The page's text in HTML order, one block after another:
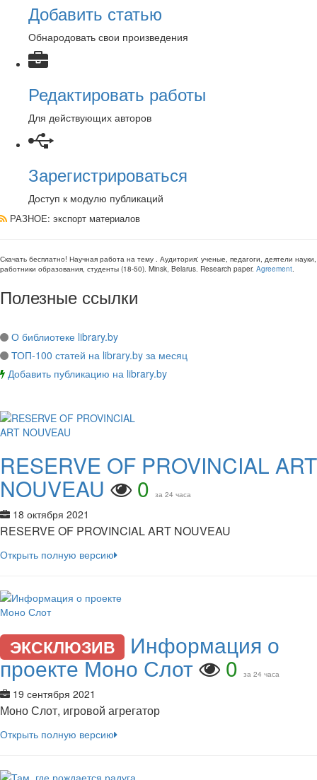
Добавить статью
Обнародовать свои произведения
Редактировать работы
Для действующих авторов
Зарегистрироваться
Доступ к модулю публикаций
РАЗНОЕ: экспорт материалов
Скачать бесплатно! Научная работа на тему . Аудитория: ученые, педагоги, деятели науки,
работники образования, студенты (18-50). Minsk, Belarus. Research paper. Agreement.
Полезные ссылки
О библиотеке library.by
ТОП-100 статей на library.by за месяц
Добавить публикацию на library.by
RESERVE OF PROVINCIAL ART
NOUVEAU 0 за 24 часа
18 октября 2021
RESERVE OF PROVINCIAL ART NOUVEAU
Открыть полную версию
ЭКСКЛЮЗИВ Информация о
проекте Моно Слот 0 за 24 часа
19 сентября 2021
Моно Слот, игровой агрегатор
Открыть полную версию